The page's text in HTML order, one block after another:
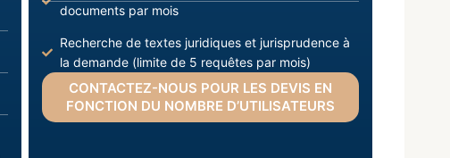
documents par mois
Recherche de textes juridiques et jurisprudence à
la demande (limite de 5 requêtes par mois)
CONTACTEZ-NOUS POUR LES DEVIS EN
FONCTION DU NOMBRE D’UTILISATEURS